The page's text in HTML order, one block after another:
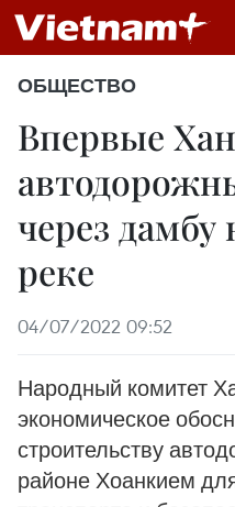
ОБЩЕСТВО
Впервые
через
реке
04/07/2022 09:52
Народный комитет
экономическое
строительству
районе Хоанкием